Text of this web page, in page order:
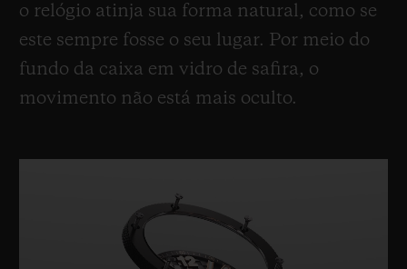
o relógio atinja sua forma natural, como se
este sempre fosse o seu lugar. Por meio do
fundo da caixa em vidro de safira, o
movimento não está mais oculto.